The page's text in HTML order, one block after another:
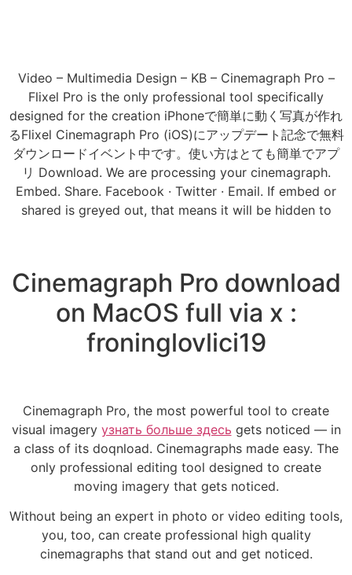
Video – Multimedia Design – KB – Cinemagraph Pro –
Flixel Pro is the only professional tool specifically
designed for the creation iPhoneで簡単に動く写真が作れ
るFlixel Cinemagraph Pro (iOS)にアップデート記念で無料
ダウンロードイベント中です。使い方はとても簡単でアプ
リ Download. We are processing your cinemagraph.
Embed. Share. Facebook · Twitter · Email. If embed or
shared is greyed out, that means it will be hidden to
Cinemagraph Pro download
on MacOS full via x :
froninglovlici19
Cinemagraph Pro, the most powerful tool to create
visual imagery узнать больше здесь gets noticed — in
a class of its doqnload. Cinemagraphs made easy. The
only professional editing tool designed to create
moving imagery that gets noticed.
Without being an expert in photo or video editing tools,
you, too, can create professional high quality
cinemagraphs that stand out and get noticed.